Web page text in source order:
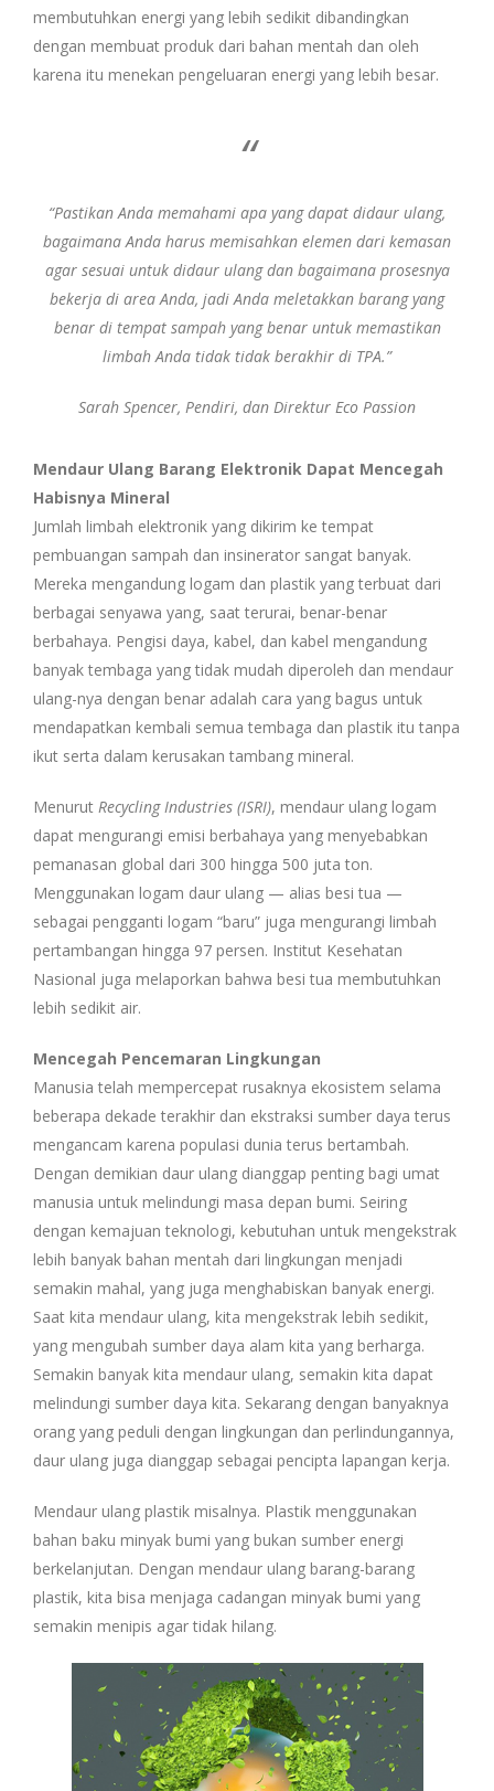
membutuhkan energi yang lebih sedikit dibandingkan
dengan membuat produk dari bahan mentah dan oleh
karena itu menekan pengeluaran energi yang lebih besar.
“Pastikan Anda memahami apa yang dapat didaur ulang,
bagaimana Anda harus memisahkan elemen dari kemasan
agar sesuai untuk didaur ulang dan bagaimana prosesnya
bekerja di area Anda, jadi Anda meletakkan barang yang
benar di tempat sampah yang benar untuk memastikan
limbah Anda tidak tidak berakhir di TPA.”
Sarah Spencer, Pendiri, dan Direktur Eco Passion
Mendaur Ulang Barang Elektronik Dapat Mencegah
Habisnya Mineral
Jumlah limbah elektronik yang dikirim ke tempat
pembuangan sampah dan insinerator sangat banyak.
Mereka mengandung logam dan plastik yang terbuat dari
berbagai senyawa yang, saat terurai, benar-benar
berbahaya. Pengisi daya, kabel, dan kabel mengandung
banyak tembaga yang tidak mudah diperoleh dan mendaur
ulang-nya dengan benar adalah cara yang bagus untuk
mendapatkan kembali semua tembaga dan plastik itu tanpa
ikut serta dalam kerusakan tambang mineral.
Menurut Recycling Industries (ISRI), mendaur ulang logam
dapat mengurangi emisi berbahaya yang menyebabkan
pemanasan global dari 300 hingga 500 juta ton.
Menggunakan logam daur ulang — alias besi tua —
sebagai pengganti logam “baru” juga mengurangi limbah
pertambangan hingga 97 persen. Institut Kesehatan
Nasional juga melaporkan bahwa besi tua membutuhkan
lebih sedikit air.
Mencegah Pencemaran Lingkungan
Manusia telah mempercepat rusaknya ekosistem selama
beberapa dekade terakhir dan ekstraksi sumber daya terus
mengancam karena populasi dunia terus bertambah.
Dengan demikian daur ulang dianggap penting bagi umat
manusia untuk melindungi masa depan bumi. Seiring
dengan kemajuan teknologi, kebutuhan untuk mengekstrak
lebih banyak bahan mentah dari lingkungan menjadi
semakin mahal, yang juga menghabiskan banyak energi.
Saat kita mendaur ulang, kita mengekstrak lebih sedikit,
yang mengubah sumber daya alam kita yang berharga.
Semakin banyak kita mendaur ulang, semakin kita dapat
melindungi sumber daya kita. Sekarang dengan banyaknya
orang yang peduli dengan lingkungan dan perlindungannya,
daur ulang juga dianggap sebagai pencipta lapangan kerja.
Mendaur ulang plastik misalnya. Plastik menggunakan
bahan baku minyak bumi yang bukan sumber energi
berkelanjutan. Dengan mendaur ulang barang-barang
plastik, kita bisa menjaga cadangan minyak bumi yang
semakin menipis agar tidak hilang.